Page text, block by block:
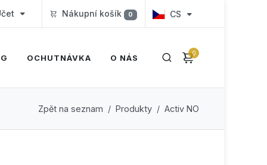
Nákupní košík 0 CS
0
OCHUTNÁVKA O NÁS
Zpět na seznam Produkty Activ NO